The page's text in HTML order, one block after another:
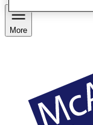
More